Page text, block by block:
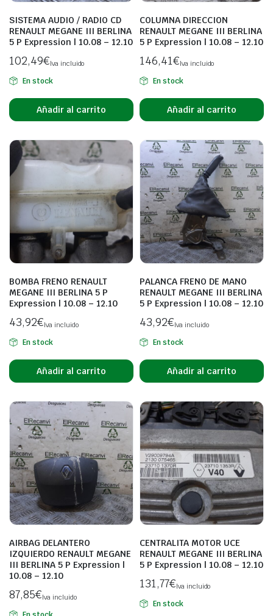
SISTEMA AUDIO / RADIO CD
RENAULT MEGANE III BERLINA
5 P Expression | 10.08 – 12.10
102,49€Iva incluido
En stock
Añadir al carrito
COLUMNA DIRECCION
RENAULT MEGANE III BERLINA
5 P Expression | 10.08 – 12.10
146,41€Iva incluido
En stock
Añadir al carrito
BOMBA FRENO RENAULT
MEGANE III BERLINA 5 P
Expression | 10.08 – 12.10
43,92€Iva incluido
En stock
Añadir al carrito
PALANCA FRENO DE MANO
RENAULT MEGANE III BERLINA
5 P Expression | 10.08 – 12.10
43,92€Iva incluido
En stock
Añadir al carrito
AIRBAG DELANTERO
IZQUIERDO RENAULT MEGANE
III BERLINA 5 P Expression |
10.08 – 12.10
87,85€Iva incluido
CENTRALITA MOTOR UCE
RENAULT MEGANE III BERLINA
5 P Expression | 10.08 – 12.10
131,77€Iva incluido
En stock